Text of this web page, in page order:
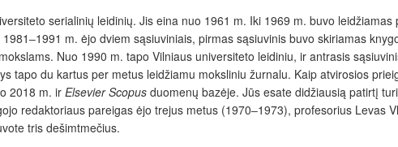
serialinių leidinių. Jis eina nuo 1961 m. Iki 1969 m. buvo
m. ėjo dviem sąsiuviniais, pirmas sąsiuvinis buvo skiriamas
Nuo 1990 m. tapo Vilniaus universiteto leidiniu, ir antrasis
tapo du kartus per metus leidžiamu moksliniu žurnalu. Kaip atvirosios
2018 m. irElsevier Scopus duomenų bazėje. Jūs esate didžiausią patirtį
redaktoriaus pareigas ėjo trejus metus (1970‒1973), profesorius Levas
tris dešimtmečius.